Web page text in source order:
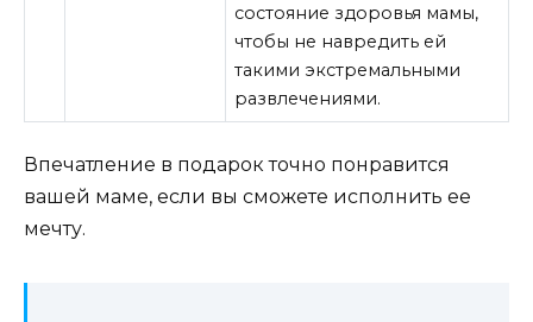
состояние здоровья мамы,
чтобы не навредить ей
такими экстремальными
развлечениями.
Впечатление в подарок точно понравится
вашей маме, если вы сможете исполнить ее
мечту.